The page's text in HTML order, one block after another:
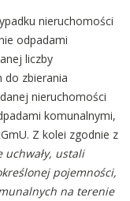
nieruchomości
odpadami
liczby
do zbierania
nieruchomości
komunalnymi,
Z kolei zgodnie z
uchwały, ustali
pojemności,
na terenie